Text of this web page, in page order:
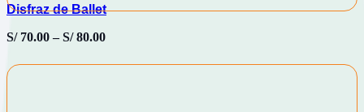
Disfraz de Ballet
S/70.00–S/80.00